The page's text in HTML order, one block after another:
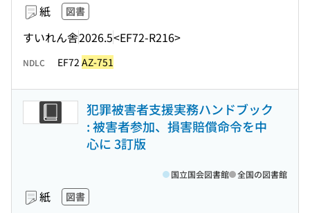
紙 図書
すいれん舎2026.5<EF72-R216>
NDLC EF72 AZ-751
犯罪被害者支援実務ハンドブック
: 被害者参加、損害賠償命令を中
心に 3訂版
紙 図書
国立国会図書館 全国の図書館